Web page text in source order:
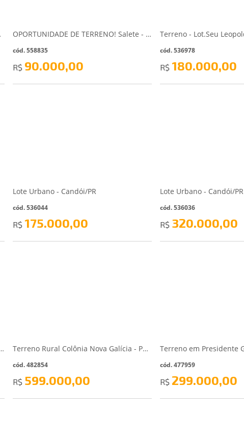
SC OPORTUNIDADE DE TERRENO! Salete - SC - Ibirama/SC
cód. 558835
R$ 90.000,00
cód. 536978
R$ 180.000,00
Lote Urbano - Candói/PR
cód. 536044
R$ 175.000,00
Lote Urbano - Candói/PR
cód. 536036
R$ 320.000,00
- Rio dos Cedros/SC Terreno Rural Colônia Nova Galícia - Porto União/SC
cód. 482854
R$ 599.000,00
cód. 477959
R$ 299.000,00